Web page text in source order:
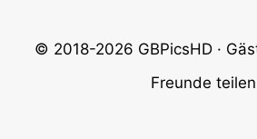
© 2018-2026 GBPicsHD ·
Freunde teilen